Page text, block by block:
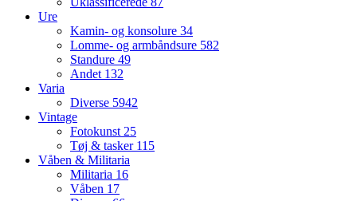
Ure
Kamin- og konsolure 34
Lomme- og armbåndsure 582
Standure 49
Andet 132
Varia
Diverse 5942
Vintage
Fotokunst 25
Tøj & tasker 115
Våben & Militaria
Militaria 16
Våben 17